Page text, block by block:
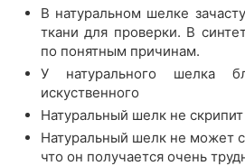
В натуральном шелке
ткани для проверки. В
по понятным причинам.
У натурального шелка
искуственного
Натуральный шелк не
Натуральный шелк не может
что он получается очень